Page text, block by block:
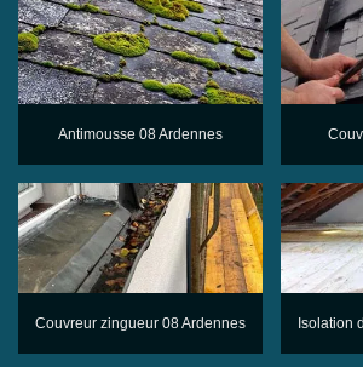
Antimousse 08 Ardennes
Couvreur zingueur 08 Ardennes Isolation